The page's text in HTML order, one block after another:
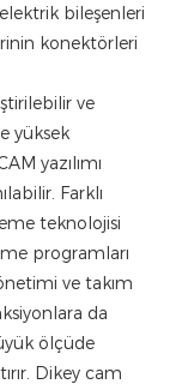
bileşenleri
konektörleri
ve
yüksek
yazılımı
Farklı
teknolojisi
programları
ve takım
da
ölçüde
Dikey cam